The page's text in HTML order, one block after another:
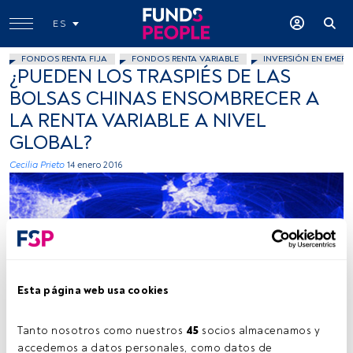
Esta página web usa cookies
Tanto nosotros como nuestros 45 socios almacenamos y
accedemos a datos personales, como datos de
ES
FONDOS RENTA FIJA FONDOS RENTA VARIABLE INVERSIÓN EN
¿PUEDEN LOS TRASPIÉS DE LAS
BOLSAS CHINAS ENSOMBRECER A
LA RENTA VARIABLE A NIVEL
GLOBAL?
Cecilia Prieto 14 enero 2016